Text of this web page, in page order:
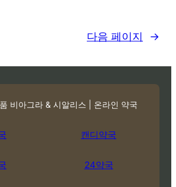
다음 페이지 →
비아그라 & 시알리스 | 온라인 약국
캔디약국
24약국